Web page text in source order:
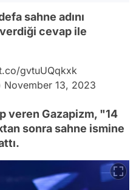
sahne adını
cevap ile
gvtuUQqkxk
November 13, 2023
veren Gazapizm, "14
sonra sahne ismine